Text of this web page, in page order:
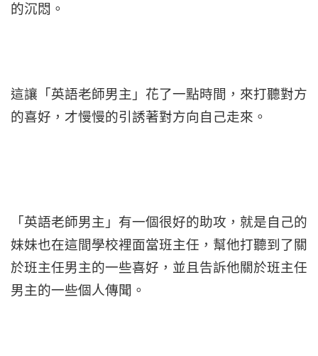
的沉悶。
這讓「英語老師男主」花了一點時間，來打聽對方
的喜好，才慢慢的引誘著對方向自己走來。
「英語老師男主」有一個很好的助攻，就是自己的
妹妹也在這間學校裡面當班主任，幫他打聽到了關
於班主任男主的一些喜好，並且告訴他關於班主任
男主的一些個人傳聞。